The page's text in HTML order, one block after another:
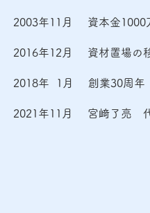
2003年11月 資本金1000
2016年12月 資材置場の
2018年 1月 創業30周年
2021年11月 宮﨑了亮